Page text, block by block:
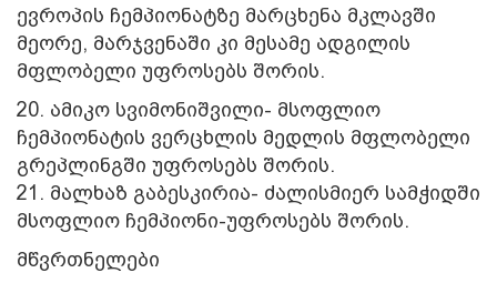
ევროპის ჩემპიონატზე მარცხენა მკლავში
მეორე, მარჯვენაში კი მესამე ადგილის
მფლობელი უფროსებს შორის.
20. ამიკო სვიმონიშვილი- მსოფლიო
ჩემპიონატის ვერცხლის მედლის მფლობელი
გრეპლინგში უფროსებს შორის.
21. მალხაზ გაბესკირია- ძალისმიერ სამჭიდში
მსოფლიო ჩემპიონი-უფროსებს შორის.
მწვრთნელები